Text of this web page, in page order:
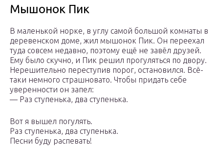
Мышонок Пик
В маленькой норке, в углу самой большой комнаты в
деревенском доме, жил мышонок Пик. Он переехал
туда совсем недавно, поэтому ещё не завёл друзей.
Ему было скучно, и Пик решил прогуляться по двору.
Нерешительно переступив порог, остановился. Всё-
таки немного страшновато. Чтобы придать себе
уверенности он запел:
— Раз ступенька, два ступенька.
Вот я вышел погулять.
Раз ступенька, два ступенька.
Песни буду распевать!